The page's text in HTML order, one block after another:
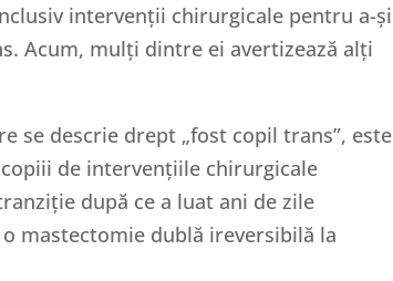
intervenții chirurgicale pentru a-și
Acum, mulți dintre ei avertizează alți
se descrie drept „fost copil trans”, este
de intervențiile chirurgicale
după ce a luat ani de zile
mastectomie dublă ireversibilă la